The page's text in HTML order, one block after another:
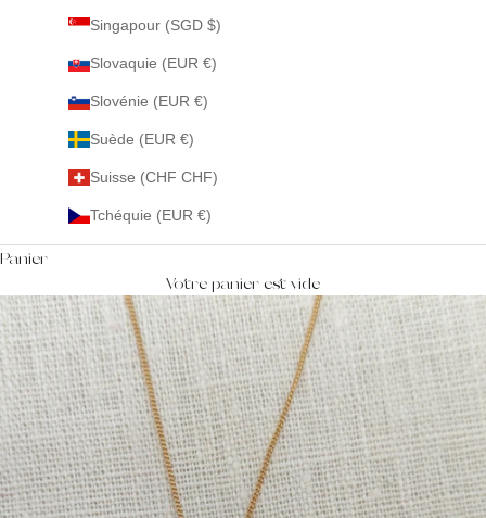
Singapour (SGD $)
Slovaquie (EUR €)
Slovénie (EUR €)
Suède (EUR €)
Suisse (CHF CHF)
Tchéquie (EUR €)
Panier
Votre panier est vide